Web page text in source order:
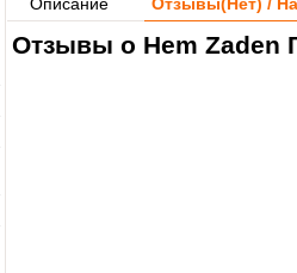
Отзывы о Hem Zaden